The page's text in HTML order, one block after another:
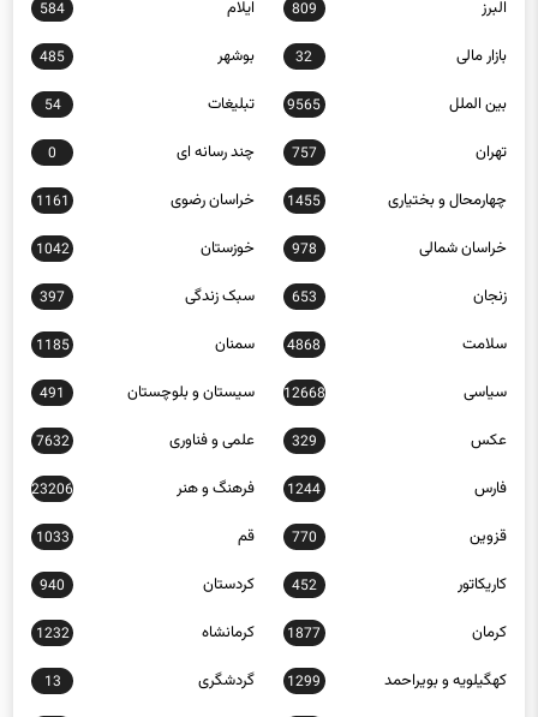
بازار مالی 32 بوشهر 485
بین الملل 9565 تبلیغات 54
تهران 757 چند رسانه ای 0
چهارمحال و بختیاری 1455 خراسان رضوی 1161
خراسان شمالی 978 خوزستان 1042
زنجان 653 سبک زندگی 397
سلامت 4868 سمنان 1185
سیاسی 12668 سیستان و بلوچستان 491
عکس 329 علمی و فناوری 7632
فارس 1244 فرهنگ و هنر 23206
قزوین 770 قم 1033
کاریکاتور 452 کردستان 940
کرمان 1877 کرمانشاه 1232
کهگیلویه و بویراحمد 1299 گردشگری 13
گلستان 568 گیلان 1404